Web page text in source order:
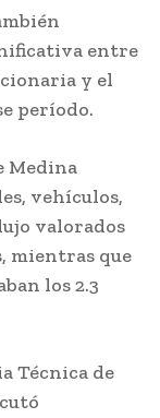
entre
y el
período.
Medina
vehículos,
valorados
mientras que
los 2.3
Técnica de